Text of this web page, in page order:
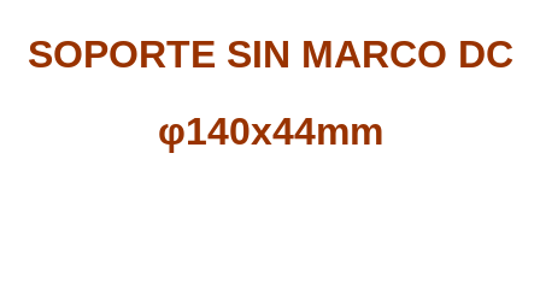
SOPORTE SIN MARCO DC
φ140x44mm